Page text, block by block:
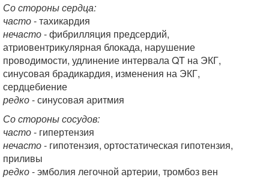
Со стороны сердца:
часто- тахикардия
нечасто- фибрилляция предсердий,
атриовентрикулярная блокада, нарушение
проводимости, удлинение интервала QT на ЭКГ,
синусовая брадикардия, изменения на ЭКГ,
сердцебиение
редко- синусовая аритмия
Со стороны сосудов:
часто- гипертензия
нечасто- гипотензия, ортостатическая гипотензия,
приливы
редко- эмболия легочной артерии, тромбоз вен